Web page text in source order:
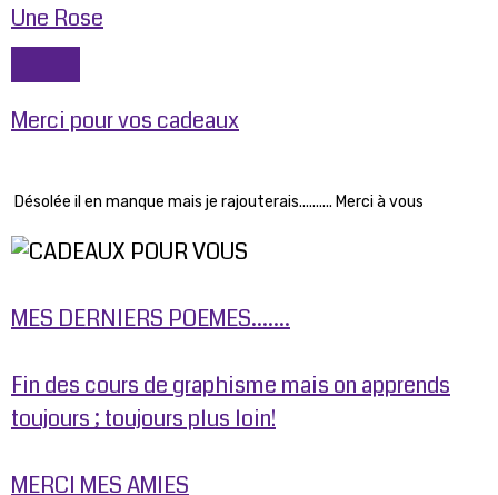
Une Rose
Merci pour vos cadeaux
Désolée il en manque mais je rajouterais.......... Merci à vous
MES DERNIERS POEMES.......
Fin des cours de graphisme mais on apprends
toujours ; toujours plus loin!
MERCI MES AMIES